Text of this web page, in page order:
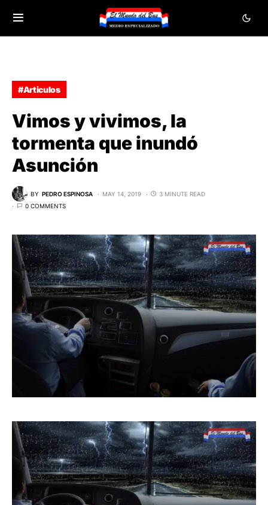
#Articulos
Vimos y vivimos, la
tormenta que inundó
Asunción
BY PEDRO ESPINOSA MAY 14, 2019
3 MINUTE READ
0 COMMENTS